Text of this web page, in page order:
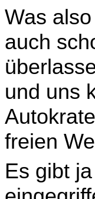
Was
auch
und uns
freien
Es gibt